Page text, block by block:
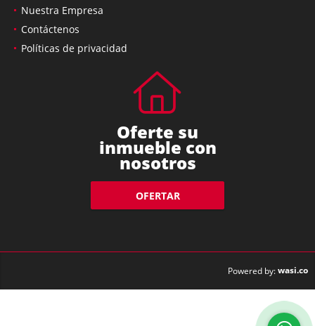
Alquiler
Nuestra Empresa
Contáctenos
Oferte su
inmueble con
nosotros
OFERTAR
Powered by:wasi.co